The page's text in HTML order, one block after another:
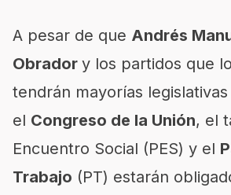
A pesar de que Andrés
Obrador y los partidos que
tendrán mayorías
el Congreso de la Unión, el
Encuentro Social (PES) y el
Trabajo (PT) estarán